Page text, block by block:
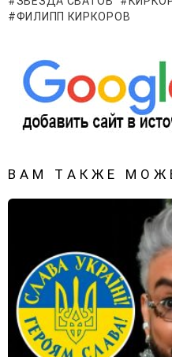
ФИЛИПП КИРКОРОВ
ВАМ ТАКЖЕ